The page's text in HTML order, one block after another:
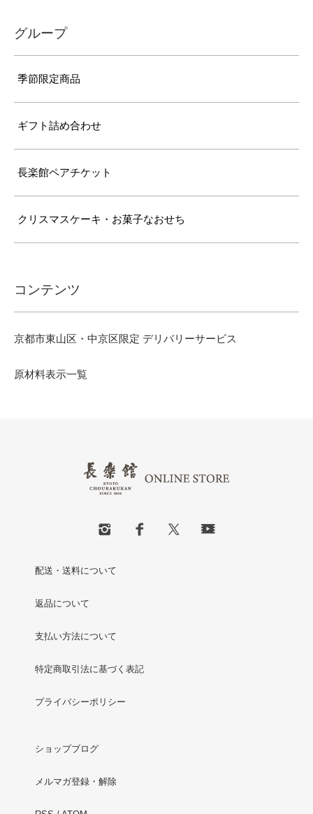
グループ
季節限定商品
ギフト詰め合わせ
長楽館ペアチケット
クリスマスケーキ・お菓子なおせち
コンテンツ
京都市東山区・中京区限定 デリバリーサービス
原材料表示一覧
配送・送料について
返品について
支払い方法について
特定商取引法に基づく表記
プライバシーポリシー
ショップブログ
メルマガ登録・解除